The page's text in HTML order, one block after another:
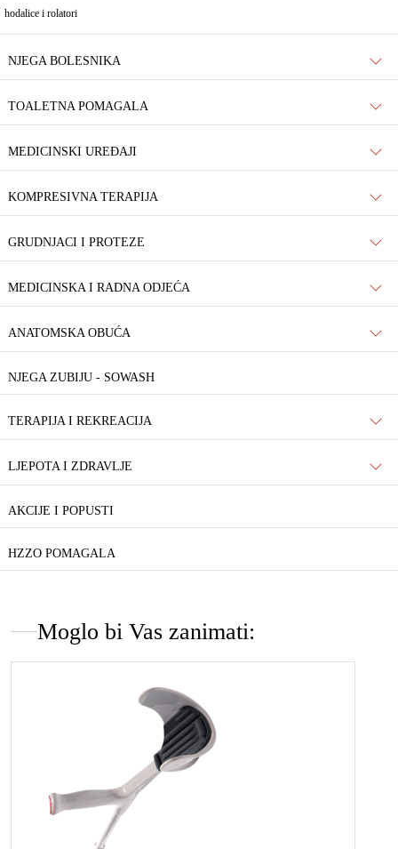
hodalice i rolatori
NJEGA BOLESNIKA
TOALETNA POMAGALA
MEDICINSKI UREĐAJI
KOMPRESIVNA TERAPIJA
GRUDNJACI I PROTEZE
MEDICINSKA I RADNA ODJEĆA
ANATOMSKA OBUĆA
NJEGA ZUBIJU - SOWASH
TERAPIJA I REKREACIJA
LJEPOTA I ZDRAVLJE
AKCIJE I POPUSTI
HZZO POMAGALA
Moglo bi Vas zanimati: